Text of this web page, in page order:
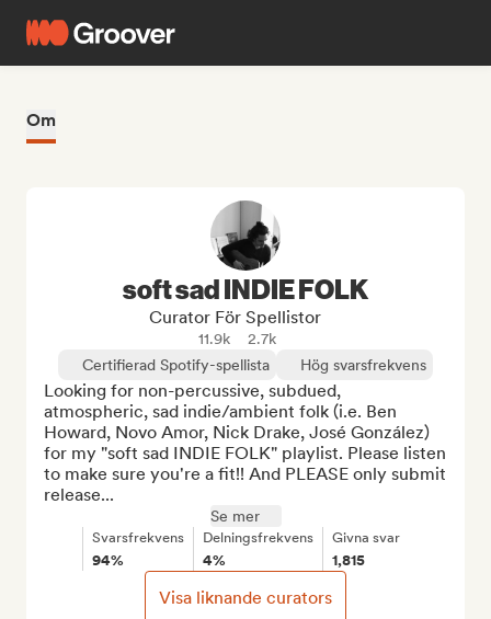
Om
soft sad INDIE FOLK
Curator För Spellistor
11.9k
2.7k
Certifierad Spotify-spellista
Hög svarsfrekvens
Looking for non-percussive, subdued,
atmospheric, sad indie/ambient folk (i.e. Ben
Howard, Novo Amor, Nick Drake, José González)
for my "soft sad INDIE FOLK" playlist. Please listen
to make sure you're a fit!! And PLEASE only submit
release...
Se mer
Svarsfrekvens
94%
Delningsfrekvens
4%
Givna svar
1,815
Visa liknande curators